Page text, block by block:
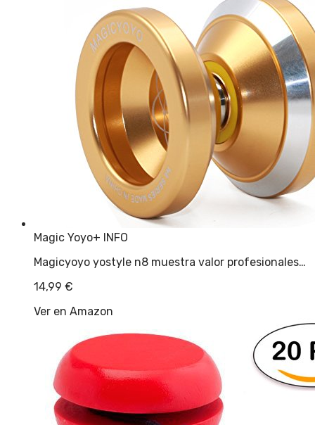
Magic Yoyo+ INFO
Magicyoyo yostyle n8 muestra valor profesionales…
14,99 €
Ver en Amazon